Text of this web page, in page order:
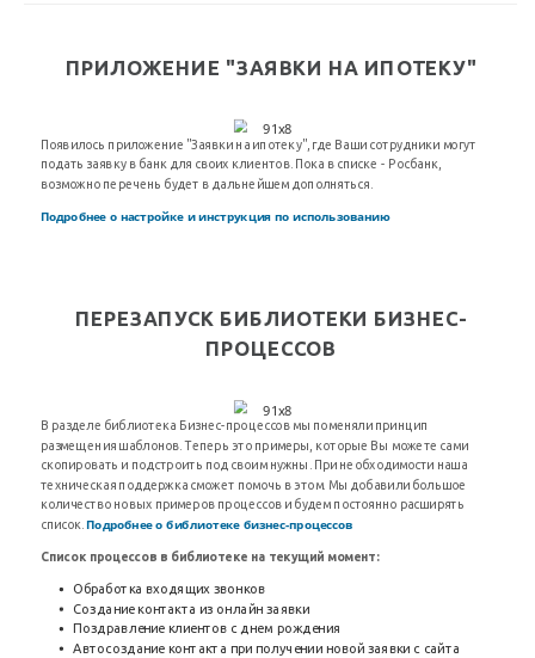
ПРИЛОЖЕНИЕ "ЗАЯВКИ НА ИПОТЕКУ"
Появилось приложение "Заявки на ипотеку", где Ваши сотрудники могут
подать заявку в банк для своих клиентов. Пока в списке - Росбанк,
возможно перечень будет в дальнейшем дополняться.
Подробнее о настройке и инструкция по использованию
ПЕРЕЗАПУСК БИБЛИОТЕКИ БИЗНЕС-
ПРОЦЕССОВ
В разделе библиотека Бизнес-процессов мы поменяли принцип
размещения шаблонов. Теперь это примеры, которые Вы можете сами
скопировать и подстроить под своим нужны. При необходимости наша
техническая поддержка сможет помочь в этом. Мы добавили большое
количество новых примеров процессов и будем постоянно расширять
список.Подробнее о библиотеке бизнес-процессов
Список процессов в библиотеке на текущий момент:
Обработка входящих звонков
Создание контакта из онлайн заявки
Поздравление клиентов с днем рождения
Автосоздание контакта при получении новой заявки с сайта